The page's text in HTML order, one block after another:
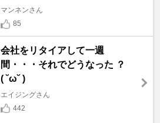
マンネンさん
85
会社をリタイアして一週
間・・・それでどうなった ？
( ˘ω˘ )
エイジングさん
442